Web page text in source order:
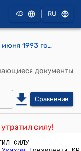
KG RU
Указ Президента КР от 14 июня 1993 года УП №158 "О порядке введения в действие Положения об условиях и порядке разгосударствления и приватизации государственного имущества в Кыргызской Республике"
документы
Сравнение
силу!